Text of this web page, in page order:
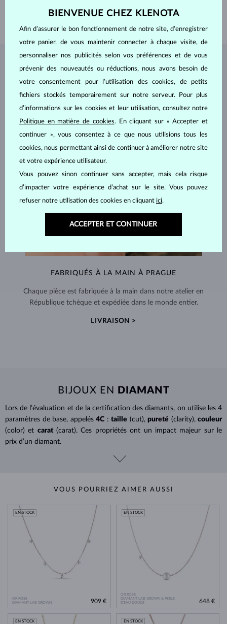
BIJOUX DEL'ATELIER KLENOTA
FABRIQUÉS À LA MAIN À PRAGUE
Chaque pièce est fabriquée à la main dans notre atelier en
République tchèque et expédiée dans le monde entier.
LIVRAISON >
BIJOUX EN DIAMANT
Lors de l’évaluation et de la certification desdiamants, on utilise les 4
paramètres de base, appelés 4C : taille (cut), pureté (clarity), couleur
(color) et carat (carat). Ces propriétés ont un impact majeur sur le
prix d’un diamant.
VOUS POURRIEZ AIMER AUSSI
OR ROSE
DIAMANT LAB GROWN
EN STOCK
909 €
OR ROSE
DIAMANT LAB GROWN & PERLE
D'EAU DOUCE
EN STOCK
648 €
EN STOCK EN STOCK
BIENVENUE CHEZ KLENOTA
Afin d’assurer le bon fonctionnement de notre site, d’enregistrer
votre panier, de vous maintenir connecter à chaque visite, de
personnaliser nos publicités selon vos préférences et de vous
prévenir des nouveautés ou réductions, nous avons besoin de
votre consentement pour l’utilisation des cookies, de petits
fichiers stockés temporairement sur notre serveur. Pour plus
d’informations sur les cookies et leur utilisation, consultez notre
Politique en matière de cookies. En cliquant sur « Accepter et
continuer », vous consentez à ce que nous utilisions tous les
cookies, nous permettant ainsi de continuer à améliorer notre site
et votre expérience utilisateur.
Vous pouvez sinon continuer sans accepter, mais cela risque
d’impacter votre expérience d’achat sur le site. Vous pouvez
refuser notre utilisation des cookies en cliquant ici.
ACCEPTER ET CONTINUER